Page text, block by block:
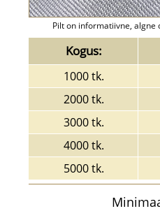
Pilt on informatiivne,
Kogus:
1000 tk.
2000 tk.
3000 tk.
4000 tk.
5000 tk.